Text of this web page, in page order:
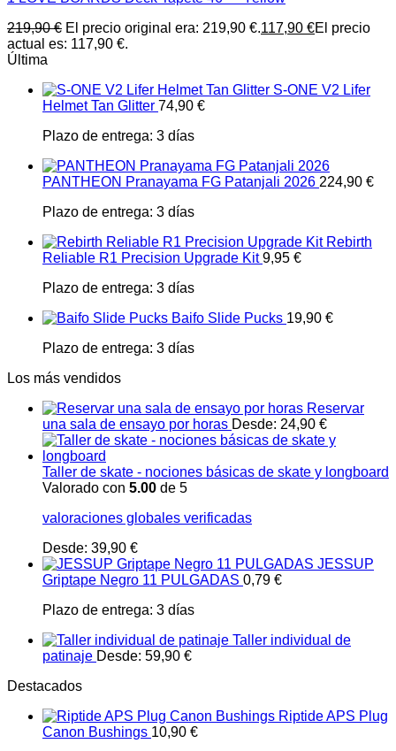
219,90€ El precio original era: 219,90 €.117,90 €El precio
actual es: 117,90 €.
Última
S-ONE V2 Lifer
Helmet Tan Glitter 74,90 €
Plazo de entrega: 3 días
PANTHEON Pranayama FG Patanjali 2026 224,90 €
Plazo de entrega: 3 días
Rebirth
Reliable R1 Precision Upgrade Kit 9,95 €
Plazo de entrega: 3 días
Baifo Slide Pucks 19,90 €
Plazo de entrega: 3 días
Los más vendidos
Reservar
una sala de ensayo por horas Desde: 24,90 €
Taller de skate - nociones básicas de skate y longboard
Valorado con 5.00 de 5
valoraciones globales verificadas
Desde: 39,90 €
JESSUP
Griptape Negro 11 PULGADAS 0,79 €
Plazo de entrega: 3 días
Taller individual de
patinaje Desde: 59,90 €
Destacados
Riptide APS Plug
Canon Bushings 10,90 €